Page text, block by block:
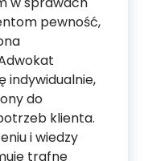
pewność,
indywidualnie,
do
klienta.
i wiedzy
trafne